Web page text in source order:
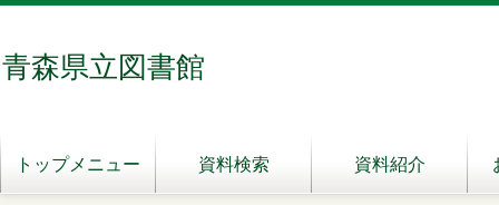
青森県立図書館
トップメニュー 資料検索 資料紹介